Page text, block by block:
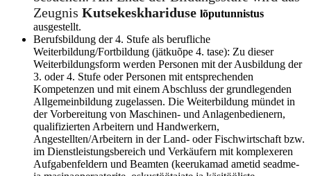
Zeugnis Kutsekeskhariduse lõputunnistus
ausgestellt.
Berufsbildung der 4. Stufe als berufliche
Weiterbildung/Fortbildung (jätkuõpe 4. tase): Zu dieser
Weiterbildungsform werden Personen mit der Ausbildung der
3. oder 4. Stufe oder Personen mit entsprechenden
Kompetenzen und mit einem Abschluss der grundlegenden
Allgemeinbildung zugelassen. Die Weiterbildung mündet in
der Vorbereitung von Maschinen- und Anlagenbedienern,
qualifizierten Arbeitern und Handwerkern,
Angestellten/Arbeitern in der Land- oder Fischwirtschaft bzw.
im Dienstleistungsbereich und Verkäufern mit komplexeren
Aufgabenfeldern und Beamten (keerukamad ametid seadme-